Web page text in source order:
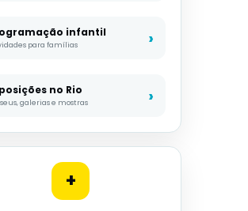
infantil
para famílias
no Rio
galerias e mostras
+